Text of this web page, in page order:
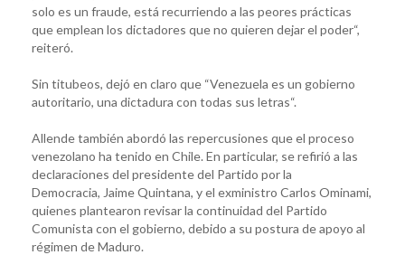
solo es un fraude, está recurriendo a las peores prácticas
que emplean los dictadores que no quieren dejar el poder“,
reiteró.
Sin titubeos, dejó en claro que “Venezuela es un gobierno
autoritario, una dictadura con todas sus letras“.
Allende también abordó las repercusiones que el proceso
venezolano ha tenido en Chile. En particular, se refirió a las
declaraciones del presidente del Partido por la
Democracia, Jaime Quintana, y el exministro Carlos Ominami,
quienes plantearon revisar la continuidad del Partido
Comunista con el gobierno, debido a su postura de apoyo al
régimen de Maduro.